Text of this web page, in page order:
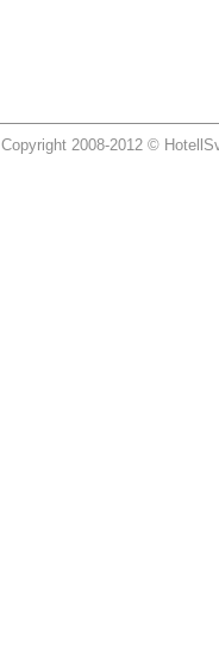
Copyright 2008-2012 ©